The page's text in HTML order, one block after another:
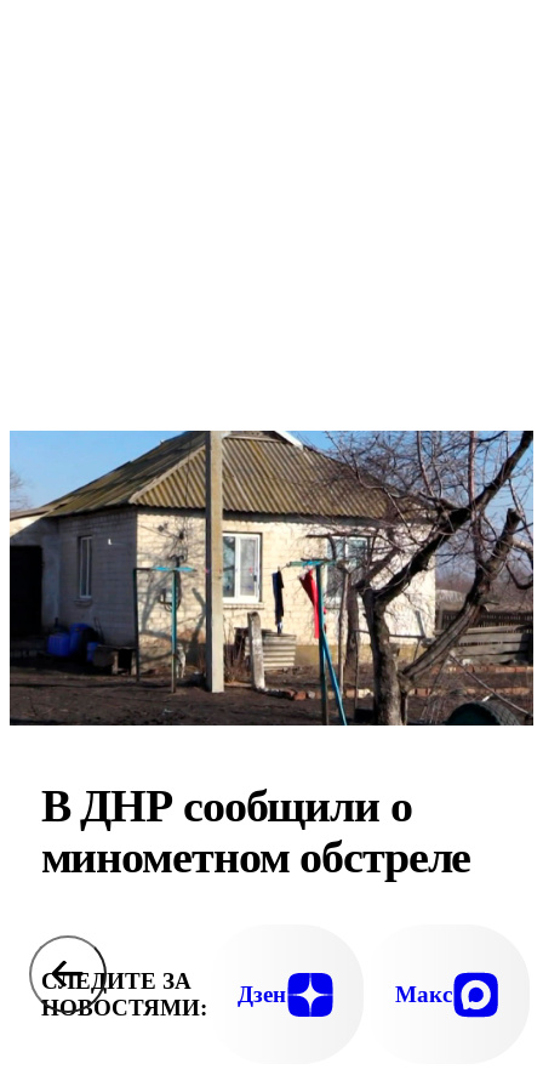
В ДНР сообщили о
минометном обстреле
СЛЕДИТЕ ЗА
НОВОСТЯМИ:
Дзен Макс